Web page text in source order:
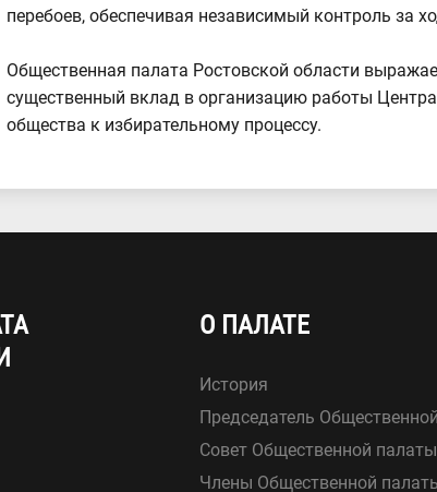
перебоев, обеспечивая независимый контроль за
Общественная палата Ростовской области
существенный вклад в организацию работы
общества к избирательному процессу.
О ПАЛАТЕ
История
Председатель
Совет Общественной палаты
Члены Общественной